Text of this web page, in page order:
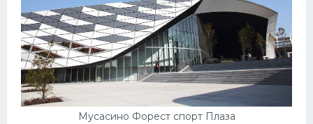
Мусасино Форест спорт Плаза